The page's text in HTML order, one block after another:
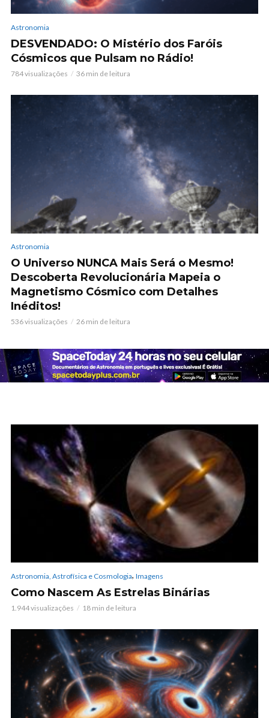
Astronomia
DESVENDADO: O Mistério dos Faróis
Cósmicos que Pulsam no Rádio!
784 visualizações 36 min de leitura
Astronomia
O Universo NUNCA Mais Será o Mesmo!
Descoberta Revolucionária Mapeia o
Magnetismo Cósmico com Detalhes
Inéditos!
536 visualizações 26 min de leitura
Astronomia, Astrofísica e Cosmologia, Imagens
Como Nascem As Estrelas Binárias
1.944 visualizações 18 min de leitura